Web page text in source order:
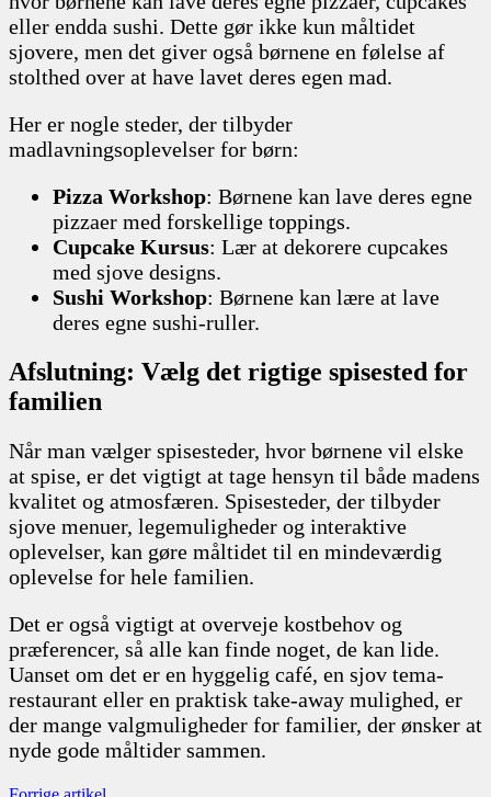
eller endda sushi. Dette gør ikke kun måltidet
sjovere, men det giver også børnene en følelse af
stolthed over at have lavet deres egen mad.
Her er nogle steder, der tilbyder
madlavningsoplevelser for børn:
Pizza Workshop: Børnene kan lave deres egne
pizzaer med forskellige toppings.
Cupcake Kursus: Lær at dekorere cupcakes
med sjove designs.
Sushi Workshop: Børnene kan lære at lave
deres egne sushi-ruller.
Afslutning: Vælg det rigtige spisested for
familien
Når man vælger spisesteder, hvor børnene vil elske
at spise, er det vigtigt at tage hensyn til både madens
kvalitet og atmosfæren. Spisesteder, der tilbyder
sjove menuer, legemuligheder og interaktive
oplevelser, kan gøre måltidet til en mindeværdig
oplevelse for hele familien.
Det er også vigtigt at overveje kostbehov og
præferencer, så alle kan finde noget, de kan lide.
Uanset om det er en hyggelig café, en sjov tema-
restaurant eller en praktisk take-away mulighed, er
der mange valgmuligheder for familier, der ønsker at
nyde gode måltider sammen.